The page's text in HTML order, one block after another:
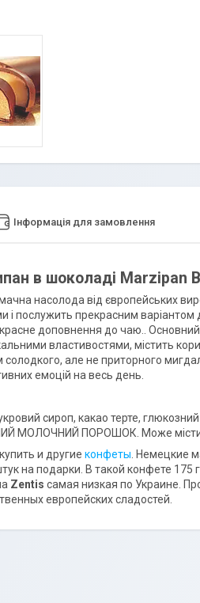
Інформація для замовлення
в шоколаді Marzipan
насолода від європейських
і послужить прекрасним
доповнення до чаю..
властивостями, містить
але не приторного
емоцій на весь день.
сироп, какао терте,
МОЛОЧНИЙ ПОРОШОК. Може
и другие конфеты . Немецкие
на подарки. В такой конфете
Zentis самая низкая по Украине.
европейских сладостей.